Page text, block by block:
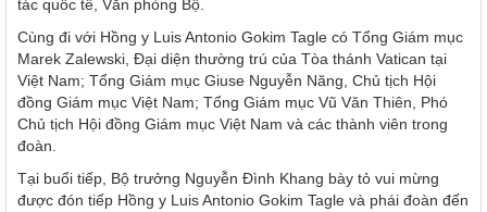
tác quốc tế, Văn phòng Bộ.
Cùng đi với Hồng y Luis Antonio Gokim Tagle có Tổng Giám mục
Marek Zalewski, Đại diện thường trú của Tòa thánh Vatican tại
Việt Nam; Tổng Giám mục Giuse Nguyễn Năng, Chủ tịch Hội
đồng Giám mục Việt Nam; Tổng Giám mục Vũ Văn Thiên, Phó
Chủ tịch Hội đồng Giám mục Việt Nam và các thành viên trong
đoàn.
Tại buổi tiếp, Bộ trưởng Nguyễn Đình Khang bày tỏ vui mừng
được đón tiếp Hồng y Luis Antonio Gokim Tagle và phái đoàn đến